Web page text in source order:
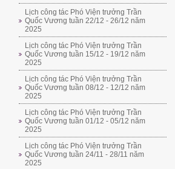
Lịch công tác Phó Viện trưởng Trần
Quốc Vương tuần 22/12 - 26/12 năm
2025
Lịch công tác Phó Viện trưởng Trần
Quốc Vương tuần 15/12 - 19/12 năm
2025
Lịch công tác Phó Viện trưởng Trần
Quốc Vương tuần 08/12 - 12/12 năm
2025
Lịch công tác Phó Viện trưởng Trần
Quốc Vương tuần 01/12 - 05/12 năm
2025
Lịch công tác Phó Viện trưởng Trần
Quốc Vương tuần 24/11 - 28/11 năm
2025